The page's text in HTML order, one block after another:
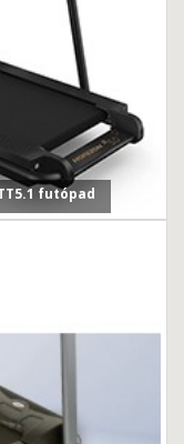
futópad